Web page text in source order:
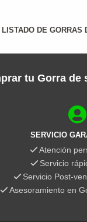
DE GORRAS
tu Gorra de
SERVICIO
Atención
Servicio
Servicio Post-
Asesoramiento en